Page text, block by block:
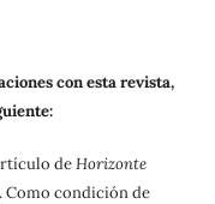
con esta revista,
deHorizonte
Como condición de